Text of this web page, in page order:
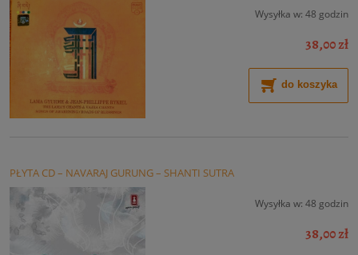
Wysyłka w: 48 godzin
38,00 zł
do koszyka
PŁYTA CD – NAVARAJ GURUNG – SHANTI SUTRA
Wysyłka w: 48 godzin
38,00 zł